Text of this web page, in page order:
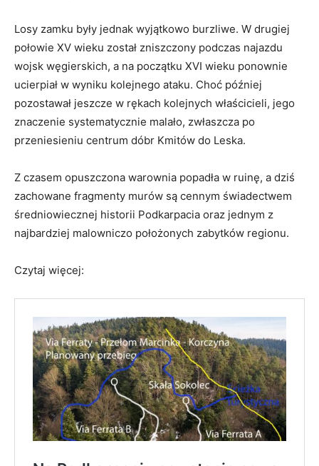
Losy zamku były jednak wyjątkowo burzliwe. W drugiej
połowie XV wieku został zniszczony podczas najazdu
wojsk węgierskich, a na początku XVI wieku ponownie
ucierpiał w wyniku kolejnego ataku. Choć później
pozostawał jeszcze w rękach kolejnych właścicieli, jego
znaczenie systematycznie malało, zwłaszcza po
przeniesieniu centrum dóbr Kmitów do Leska.
Z czasem opuszczona warownia popadła w ruinę, a dziś
zachowane fragmenty murów są cennym świadectwem
średniowiecznej historii Podkarpacia oraz jednym z
najbardziej malowniczo położonych zabytków regionu.
Czytaj więcej: